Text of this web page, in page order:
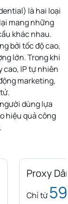
là hai loại
mang những
khác nhau.
bởi tốc độ cao,
lớn. Trong khi
cao, IP tự nhiên
marketing,
dùng lựa
hiệu quả công
Proxy
Chỉ từ